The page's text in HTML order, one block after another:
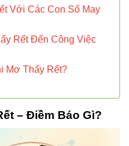
Với Các Con Số May
Rết Đến Công Việc
Mơ Thấy Rết?
– Điềm Báo Gì?